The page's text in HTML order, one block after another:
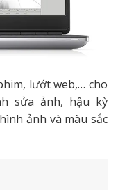
lướt web,… cho
sửa ảnh, hậu kỳ
ảnh và màu sắc